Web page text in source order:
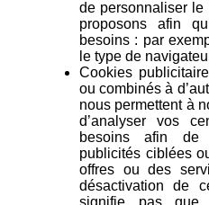
de personnaliser
proposons afin
besoins : par
le type de
Cookies
ou combinés à
nous permettent à
d’analyser vos
besoins afin de
publicités ciblées
offres ou des
désactivation de
signifie pas